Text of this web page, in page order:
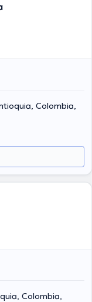
Colombia,
Colombia,